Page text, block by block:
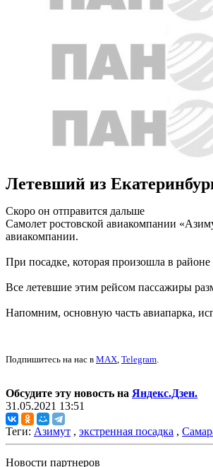
Летевший из
Скоро он отправится дальше
Самолет ростовской авиакомпании
авиакомпании.
При посадке, которая произошла в
Все летевшие этим рейсом пассажиры
Напомним, основную часть авиапарка,
Подпишитесь на нас в MAX, Telegram.
Обсудите эту новость на Яндекс.Дзен.
31.05.2021 13:51
Теги: Азимут , экстренная посадка ,
Новости партнеров